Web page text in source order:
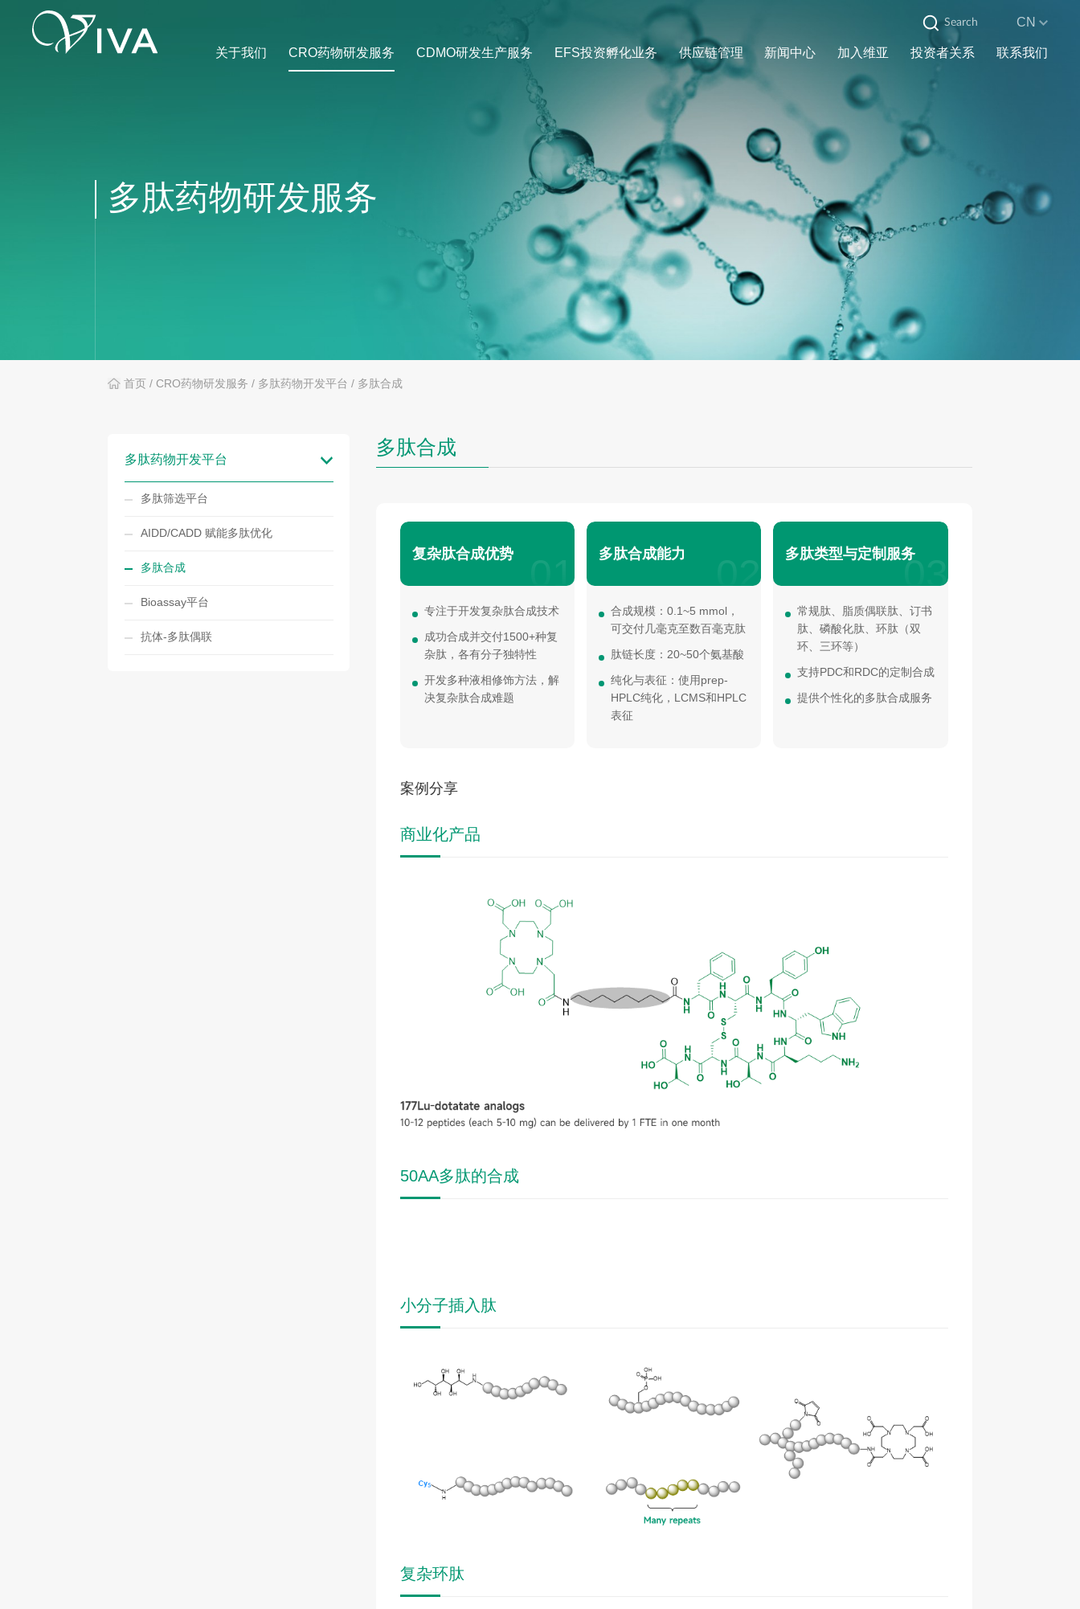
CN
关于我们 CRO药物研发服务 CDMO研发生产服务 EFS投资孵化业务 供应链管理 新闻中心 加入维亚 投资者关系 联系我们
多肽药物研发服务
首页 /CRO药物研发服务 / 多肽药物开发平台 / 多肽合成
多肽合成
复杂肽合成优势 01
专注于开发复杂肽合成技术
成功合成并交付1500+种复
杂肽，各有分子独特性
开发多种液相修饰方法，解
决复杂肽合成难题
多肽合成能力 02
合成规模：0.1~5 mmol，
可交付几毫克至数百毫克肽
肽链长度：20~50个氨基酸
纯化与表征：使用prep-
HPLC纯化，LCMS和HPLC
表征
多肽类型与定制服务03
常规肽、脂质偶联肽、订书
肽、磷酸化肽、环肽（双
环、三环等）
支持PDC和RDC的定制合成
提供个性化的多肽合成服务
案例分享
商业化产品
50AA多肽的合成
小分子插入肽
复杂环肽
多肽药物开发平台
多肽筛选平台
AIDD/CADD 赋能多肽优化
多肽合成
Bioassay平台
抗体-多肽偶联